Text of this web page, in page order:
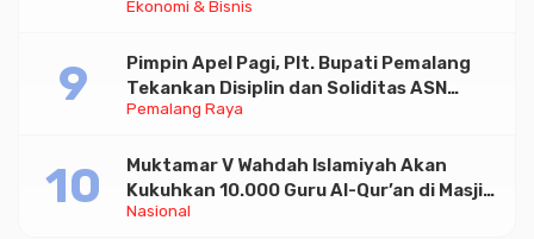
Ekonomi & Bisnis
Halal di Jakarta
Pemalang Raya
Pimpin Apel Pagi, Plt. Bupati Pemalang
Tekankan Disiplin dan Soliditas ASN
untuk Pelayanan Publik
Nasional
Muktamar V Wahdah Islamiyah Akan
Kukuhkan 10.000 Guru Al-Qur’an di Masjid
Istiqlal